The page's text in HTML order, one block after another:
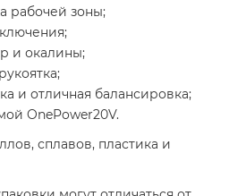
рабочей зоны;
и окалины;
и отличная балансировка;
OnePower20V.
сплавов, пластика и